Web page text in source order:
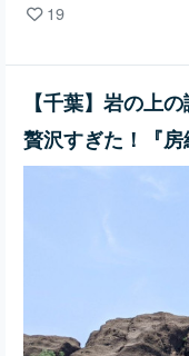
19
【千葉】岩の上
贅沢すぎた！『房